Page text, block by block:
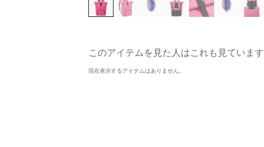
このアイテムを見た人はこれも見ています
現在表示するアイテムはありません。